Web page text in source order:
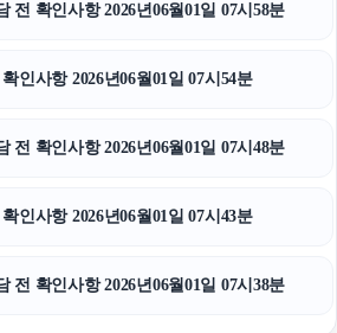
전 확인사항 2026년06월01일 07시58분
인사항 2026년06월01일 07시54분
전 확인사항 2026년06월01일 07시48분
인사항 2026년06월01일 07시43분
전 확인사항 2026년06월01일 07시38분